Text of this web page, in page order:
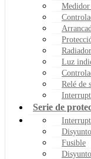
Medidor
Luz
Relé de
Serie de
Fusible